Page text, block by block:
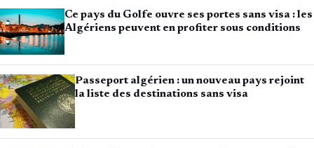
Ce pays du Golfe ouvre ses portes sans visa : les
Algériens peuvent en profiter sous conditions
Passeport algérien : un nouveau pays rejoint
la liste des destinations sans visa